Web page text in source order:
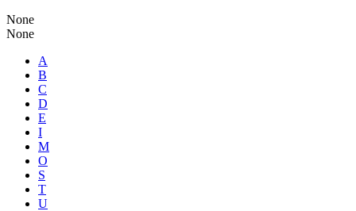
None
None
A
B
C
D
E
I
M
O
S
T
U